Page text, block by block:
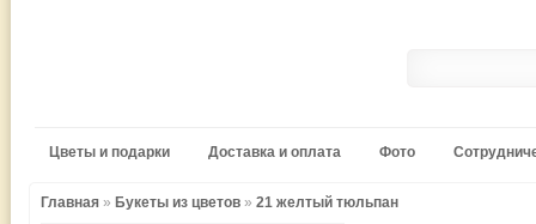
Цветы и подарки Доставка и оплата Фото
Главная » Букеты из цветов » 21 желтый тюльпан